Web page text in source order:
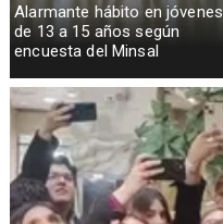
Alarmante hábito en jóvenes
de 13 a 15 años según
encuesta del Minsal